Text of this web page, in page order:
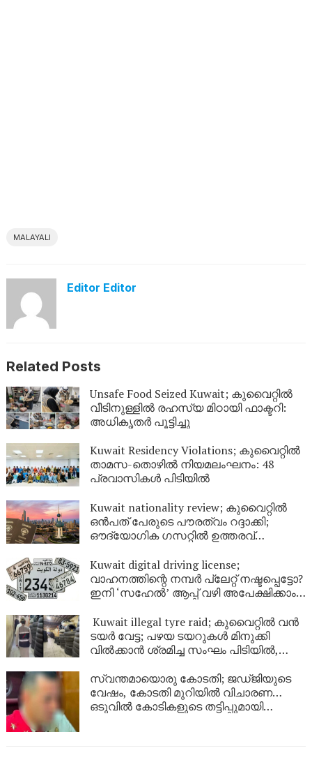
MALAYALI
Editor Editor
Related Posts
Unsafe Food Seized Kuwait; കുവൈറ്റിൽ
വീടിനുള്ളിൽ രഹസ്യ മിഠായി ഫാക്ടറി:
അധികൃതർ പൂട്ടിച്ചു
Kuwait Residency Violations; കുവൈറ്റിൽ
താമസ-തൊഴിൽ നിയമലംഘനം: 48
പ്രവാസികൾ പിടിയിൽ
Kuwait nationality review; കുവൈറ്റിൽ
ഒൻപത് പേരുടെ പൗരത്വം റദ്ദാക്കി;
ഔദ്യോഗിക ഗസറ്റിൽ ഉത്തരവ്
Kuwait digital driving license;
വാഹനത്തിന്റെ നമ്പര്‍ പ്ലേറ്റ് നഷ്ടപ്പെട്ടോ?
ഇനി ‘സഹേൽ’ ആപ്പ് വഴി അപേക്ഷിക്കാം;
ഉടൻ
Kuwait illegal tyre raid; കുവൈറ്റിൽ വൻ
ടയർ വേട്ട; പഴയ ടയറുകൾ മിനുക്കി
വിൽക്കാൻ ശ്രമിച്ച സംഘം പിടിയിൽ,
ടയറുകൾ
സ്വന്തമായൊരു കോടതി; ജഡ്ജിയുടെ
വേഷം, കോടതി മുറിയിൽ വിചാരണ…
ഒടുവിൽ കോടികളുടെ തട്ടിപ്പുമായി